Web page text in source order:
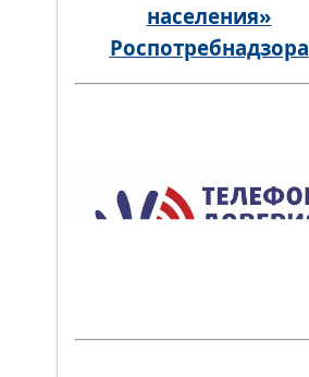
населения»
Роспотребнадзора